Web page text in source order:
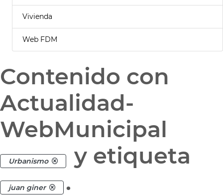
Vivienda
Web FDM
Contenido con
Actualidad-
WebMunicipal
Urbanismo y etiqueta
juan giner .